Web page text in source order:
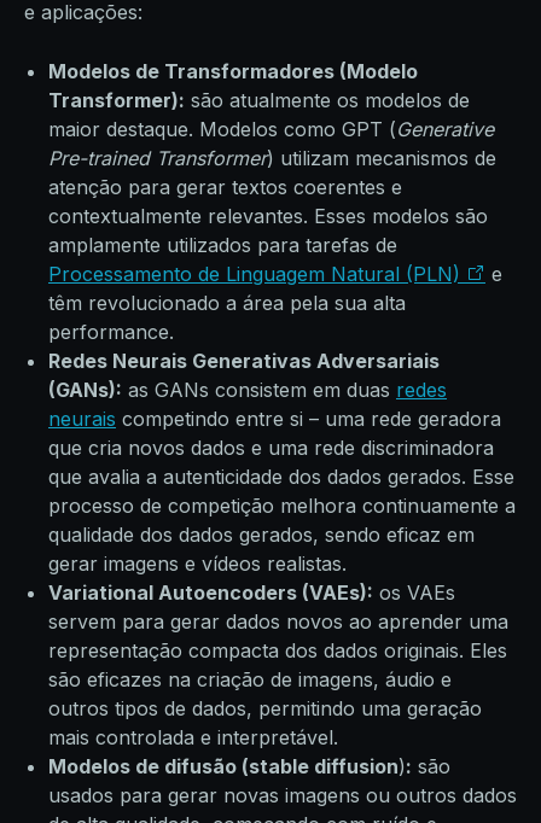
e aplicações:
Modelos de Transformadores (Modelo
Transformer): são atualmente os modelos de
maior destaque. Modelos como GPT (Generative
Pre-trained Transformer) utilizam mecanismos de
atenção para gerar textos coerentes e
contextualmente relevantes. Esses modelos são
amplamente utilizados para tarefas de
Processamento de Linguagem Natural (PLN)
e
têm revolucionado a área pela sua alta
performance.
Redes Neurais Generativas Adversariais
(GANs): as GANs consistem em duas redes
neurais competindo entre si – uma rede geradora
que cria novos dados e uma rede discriminadora
que avalia a autenticidade dos dados gerados. Esse
processo de competição melhora continuamente a
qualidade dos dados gerados, sendo eficaz em
gerar imagens e vídeos realistas.
Variational Autoencoders (VAEs): os VAEs
servem para gerar dados novos ao aprender uma
representação compacta dos dados originais. Eles
são eficazes na criação de imagens, áudio e
outros tipos de dados, permitindo uma geração
mais controlada e interpretável.
Modelos de difusão (stable diffusion): são
usados para gerar novas imagens ou outros dados